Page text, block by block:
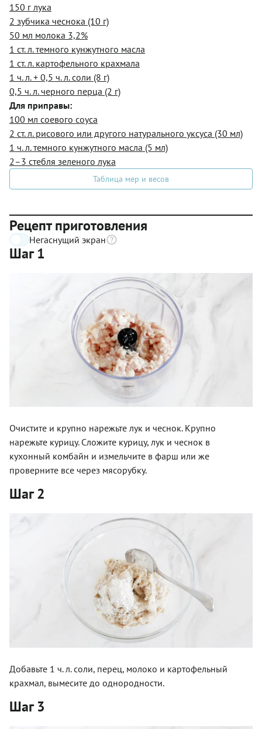
150 г лука
2 зубчика чеснока (10 г)
50 мл молока 3,2%
1 ст. л. темного кунжутного масла
1 ст. л. картофельного крахмала
1 ч. л. + 0,5 ч. л. соли (8 г)
0,5 ч. л. черного перца (2 г)
Для приправы:
100 мл соевого соуса
2 ст. л. рисового или другого натурального уксуса (30 мл)
1 ч. л. темного кунжутного масла (5 мл)
2–3 стебля зеленого лука
Таблица мер и весов
Рецепт приготовления
Негаснущий экран
Шаг 1
Очистите и крупно нарежьте лук и чеснок. Крупно
нарежьте курицу. Сложите курицу, лук и чеснок в
кухонный комбайн и измельчите в фарш или же
проверните все через мясорубку.
Шаг 2
Добавьте 1 ч. л. соли, перец, молоко и картофельный
крахмал, вымесите до однородности.
Шаг 3